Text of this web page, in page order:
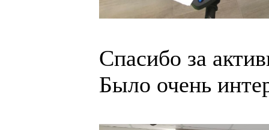
Спасибо за
Было очень